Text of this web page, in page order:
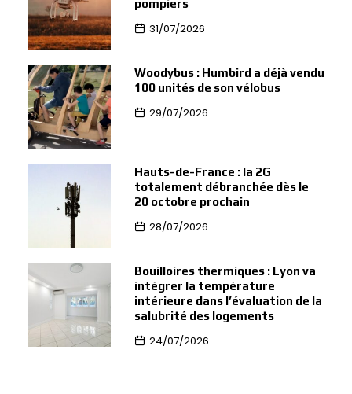
pompiers
31/07/2026
Woodybus : Humbird a déjà vendu
100 unités de son vélobus
29/07/2026
Hauts-de-France : la 2G
totalement débranchée dès le
20 octobre prochain
28/07/2026
Bouilloires thermiques : Lyon va
intégrer la température
intérieure dans l’évaluation de la
salubrité des logements
24/07/2026